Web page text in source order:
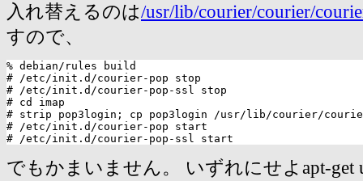
入れ替えるのは/usr/lib/courier/courier/
すので、
% debian/rules build
# /etc/init.d/courier-pop stop
# /etc/init.d/courier-pop-ssl stop
# cd imap
# strip pop3login; cp pop3login /usr/lib/courier/
# /etc/init.d/courier-pop start
でもかまいません。 いずれにせよapt-get